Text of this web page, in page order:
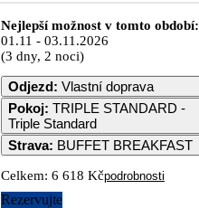
Nejlepší možnost v tomto období:
01.11 - 03.11.2026
(3 dny, 2 noci)
Odjezd: Vlastní doprava
Pokoj: TRIPLE STANDARD -
Triple Standard
Strava: BUFFET BREAKFAST
Celkem: 6 618 Kčpodrobnosti
Rezervujte